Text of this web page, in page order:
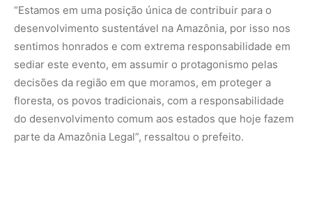
“Estamos em uma posição única de contribuir para o
desenvolvimento sustentável na Amazônia, por isso nos
sentimos honrados e com extrema responsabilidade em
sediar este evento, em assumir o protagonismo pelas
decisões da região em que moramos, em proteger a
floresta, os povos tradicionais, com a responsabilidade
do desenvolvimento comum aos estados que hoje fazem
parte da Amazônia Legal”, ressaltou o prefeito.